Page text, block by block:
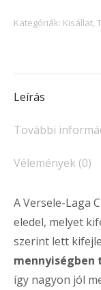
Muesli
mennyiség
Kategóriák: Kisállat,
Leírás
További
Vélemények (0)
A Versele-Laga
eledel, melyet
szerint lett
így nagyon jól